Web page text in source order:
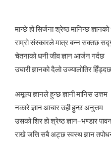
मान्छे हो सिर्जना श्रेष्ठ मानिन्छ
राम्रो संस्कारले मात्र बन्न सक्तछ
चेतनाको धनी जीव ज्ञान आर्जन गर्दछ
उघारी ज्ञानको दैलो उज्यालोतिर
अमूल्य ज्ञानले हुन्छ ज्ञानी मानिस उत्तम
नकारे ज्ञान आचार उही हुन्छ अनुत्तम
उसको शिर हो श्रेष्ठ ज्ञान–भण्डार
राखे जत्ति सबै अट्छ स्वस्थ ज्ञान